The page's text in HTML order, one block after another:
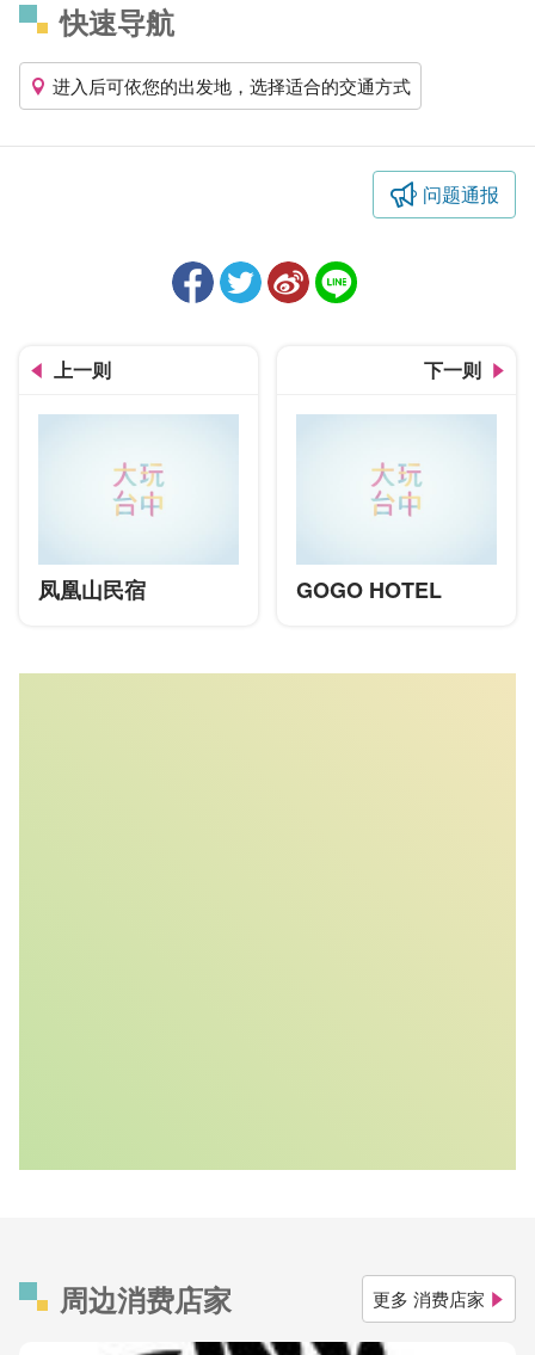
快速导航
进入后可依您的出发地，选择适合的交通方式
问题通报
上一则
凤凰山民宿
下一则
GOGO HOTEL
周边消费店家 更多 消费店家